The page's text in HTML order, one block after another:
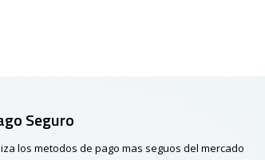
Seguro
los metodos de pago mas seguos del mercado